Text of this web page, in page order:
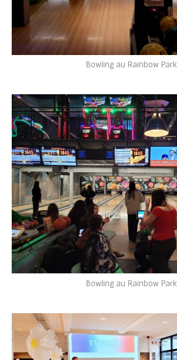
Bowling au Rainbow Park
Bowling au Rainbow Park